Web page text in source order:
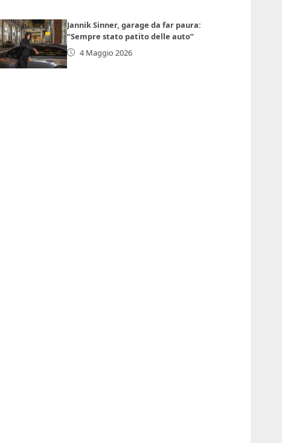
Jannik Sinner, garage da far paura:
“Sempre stato patito delle auto”
4 Maggio 2026